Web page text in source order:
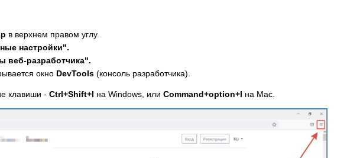
в верхнем правом углу.
настройки".
веб-разработчика".
окно DevTools (консоль разработчика).
клавиши - Ctrl+Shift+I на Windows, или Command+option+I на Mac.